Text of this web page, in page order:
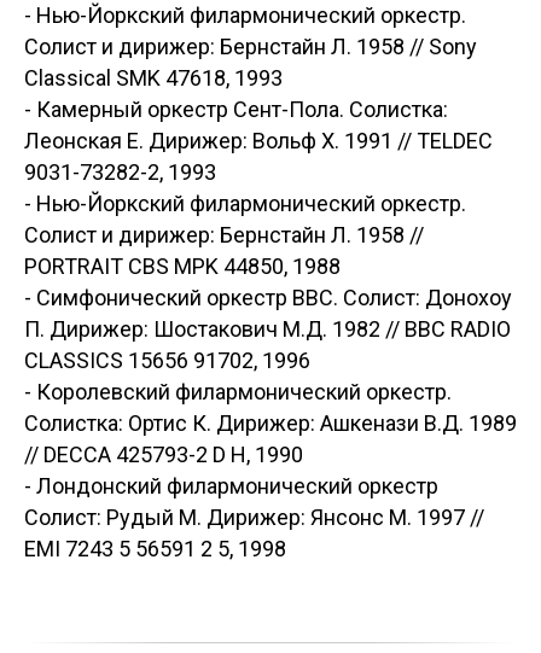
- Нью-Йоркский филармонический оркестр.
Солист и дирижер: Бернстайн Л. 1958 // Sony
Classical SMK 47618, 1993
- Камерный оркестр Сент-Пола. Солистка:
Леонская Е. Дирижер: Вольф Х. 1991 // TELDEC
9031-73282-2, 1993
- Нью-Йоркский филармонический оркестр.
Солист и дирижер: Бернстайн Л. 1958 //
PORTRAIT CBS MPK 44850, 1988
- Симфонический оркестр ВВС. Солист: Донохоу
П. Дирижер: Шостакович М.Д. 1982 // ВВC RADIO
CLASSICS 15656 91702, 1996
- Королевский филармонический оркестр.
Солистка: Ортис К. Дирижер: Ашкенази В.Д. 1989
// DECCA 425793-2 D H, 1990
- Лондонский филармонический оркестр
Солист: Рудый М. Дирижер: Янсонс М. 1997 //
EMI 7243 5 56591 2 5, 1998